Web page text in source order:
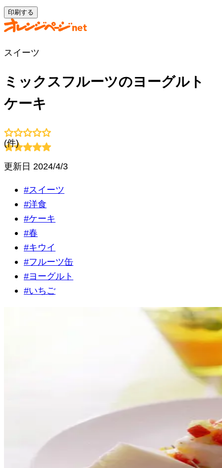
印刷する
スイーツ
ミックスフルーツのヨーグルト
ケーキ
(件)
更新日 2024/4/3
#スイーツ
#洋食
#ケーキ
#春
#キウイ
#フルーツ缶
#ヨーグルト
#いちご